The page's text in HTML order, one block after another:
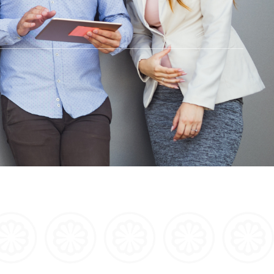
Λοιπά
Αστική Ευθύνη
Φωτοβολταϊκά
Νέα & Ανακοινώσεις
Νέα & Ανακοινώσεις
Νέα & Ανακοινώσεις
Νέα & Ανακοινώσεις
Νέα & Ανακοινώσεις